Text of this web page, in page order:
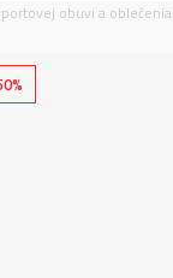
obuvi a oblečenia